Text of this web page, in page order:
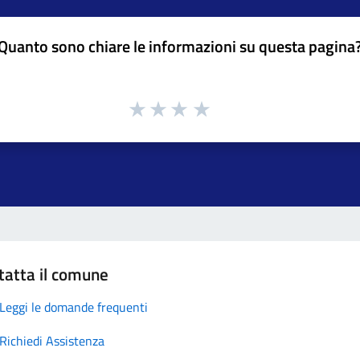
sono chiare le informazioni su questa
il comune
Leggi le domande frequenti
Richiedi Assistenza